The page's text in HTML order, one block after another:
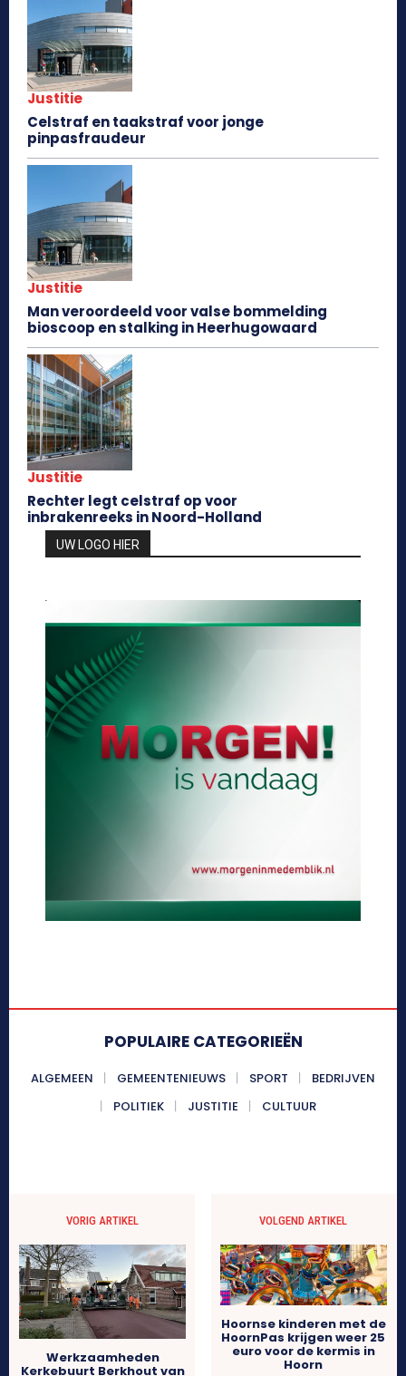
Justitie
Celstraf en taakstraf voor jonge
pinpasfraudeur
Justitie
Man veroordeeld voor valse bommelding
bioscoop en stalking in Heerhugowaard
Justitie
Rechter legt celstraf op voor
inbrakenreeks in Noord-Holland
UW LOGO HIER
POPULAIRE CATEGORIEËN
ALGEMEEN GEMEENTENIEUWS SPORT
BEDRIJVEN
POLITIEK
JUSTITIE CULTUUR
VORIG ARTIKEL
Werkzaamheden
Kerkebuurt Berkhout van
VOLGEND ARTIKEL
Hoornse kinderen met de
HoornPas krijgen weer 25
euro voor de kermis in
Hoorn